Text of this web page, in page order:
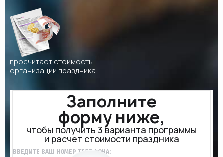
просчитает стоимость
организации праздника
Заполните
форму ниже,
чтобы получить 3 варианта программы
и расчет стоимости праздника
ВВЕДИТЕ ВАШ НОМЕР ТЕЛЕФОНА: